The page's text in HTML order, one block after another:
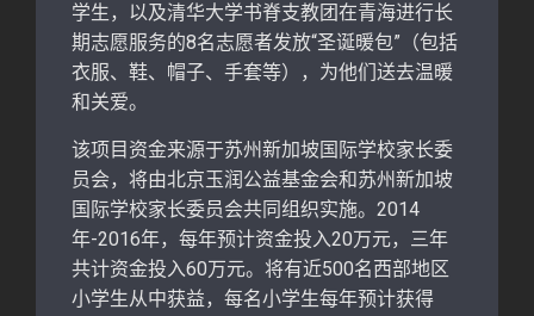
学生，以及清华大学书脊支教团在青海进行长
期志愿服务的8名志愿者发放“圣诞暖包”（包括
衣服、鞋、帽子、手套等），为他们送去温暖
和关爱。
该项目资金来源于苏州新加坡国际学校家长委
员会，将由北京玉润公益基金会和苏州新加坡
国际学校家长委员会共同组织实施。2014
年-2016年，每年预计资金投入20万元，三年
共计资金投入60万元。将有近500名西部地区
小学生从中获益，每名小学生每年预计获得